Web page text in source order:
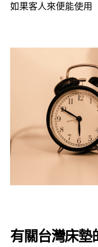
如果客人來便能使用
有關台灣床墊